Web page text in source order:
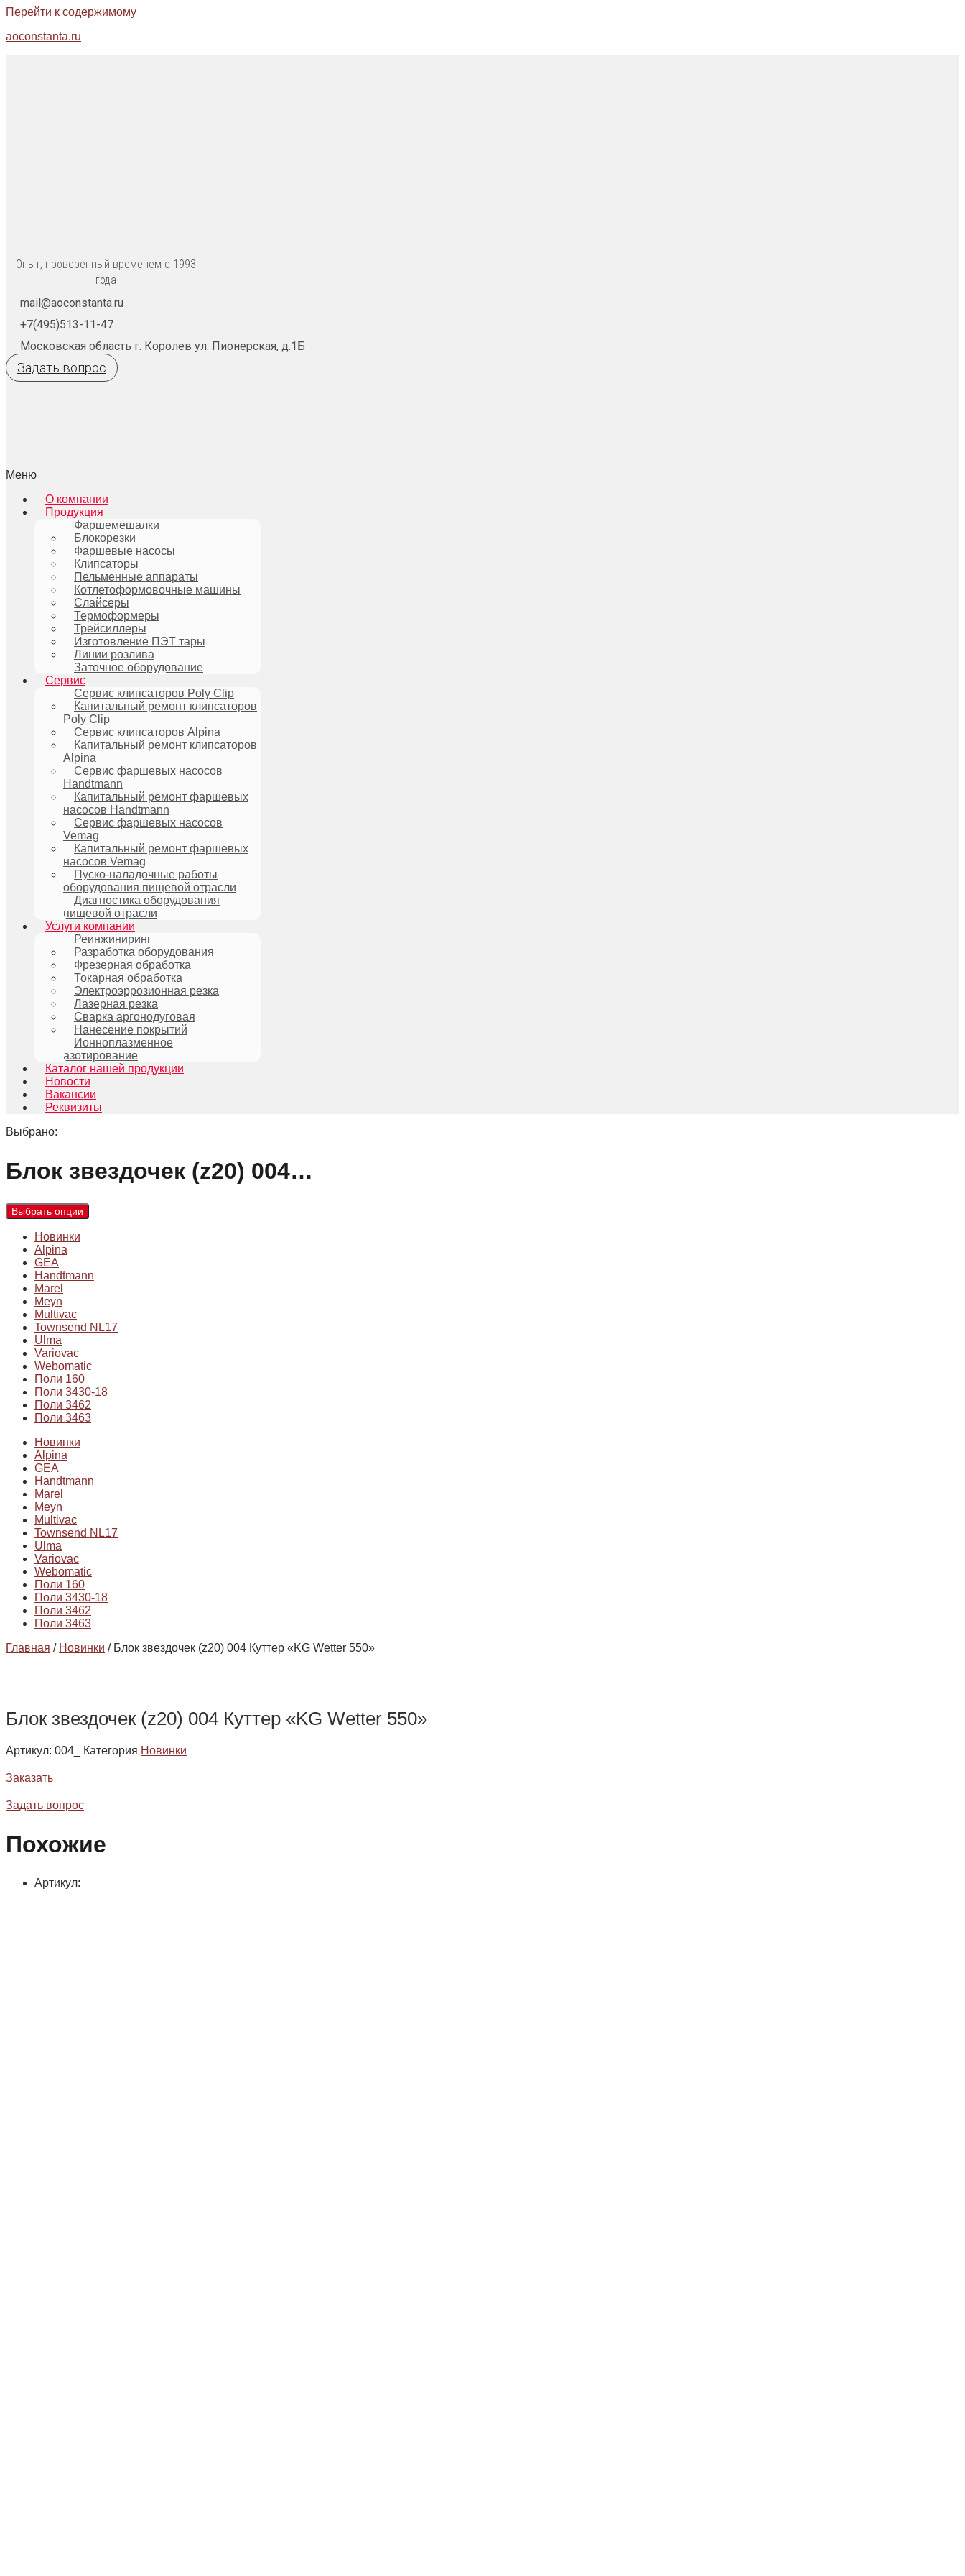
Перейти к содержимому
aoconstanta.ru
Опыт, проверенный временем с 1993
года
mail@aoconstanta.ru
+7(495)513-11-47
Московская область г. Королев ул. Пионерская, д.1Б
Задать вопрос
Меню
О компании
Продукция
Фаршемешалки
Блокорезки
Фаршевые насосы
Клипсаторы
Пельменные аппараты
Котлетоформовочные машины
Слайсеры
Термоформеры
Трейсиллеры
Изготовление ПЭТ тары
Линии розлива
Заточное оборудование
Сервис
Сервис клипсаторов Poly Clip
Капитальный ремонт клипсаторов
Poly Clip
Сервис клипсаторов Alpina
Капитальный ремонт клипсаторов
Alpina
Сервис фаршевых насосов
Handtmann
Капитальный ремонт фаршевых
насосов Handtmann
Сервис фаршевых насосов
Vemag
Капитальный ремонт фаршевых
насосов Vemag
Пуско-наладочные работы
оборудования пищевой отрасли
Диагностика оборудования
пищевой отрасли
Услуги компании
Реинжиниринг
Разработка оборудования
Фрезерная обработка
Токарная обработка
Электроэррозионная резка
Лазерная резка
Сварка аргонодуговая
Нанесение покрытий
Ионноплазменное
азотирование
Каталог нашей продукции
Новости
Вакансии
Реквизиты
Выбрано:
Блок звездочек (z20) 004…
Выбрать опции
Новинки
Alpina
GEA
Handtmann
Marel
Meyn
Multivac
Townsend NL17
Ulma
Variovac
Webomatic
Поли 160
Поли 3430-18
Поли 3462
Поли 3463
Новинки
Alpina
GEA
Handtmann
Marel
Meyn
Multivac
Townsend NL17
Ulma
Variovac
Webomatic
Поли 160
Поли 3430-18
Поли 3462
Поли 3463
Главная / Новинки / Блок звездочек (z20) 004 Куттер «KG Wetter 550»
Блок звездочек (z20) 004 Куттер «KG Wetter 550»
Артикул: 004_ Категория Новинки
Заказать
Задать вопрос
Похожие
Артикул: